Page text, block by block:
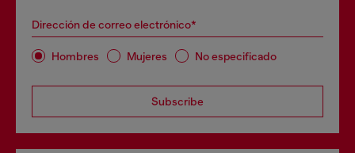
Dirección de correo electrónico*
Hombres Mujeres No especificado
Subscribe